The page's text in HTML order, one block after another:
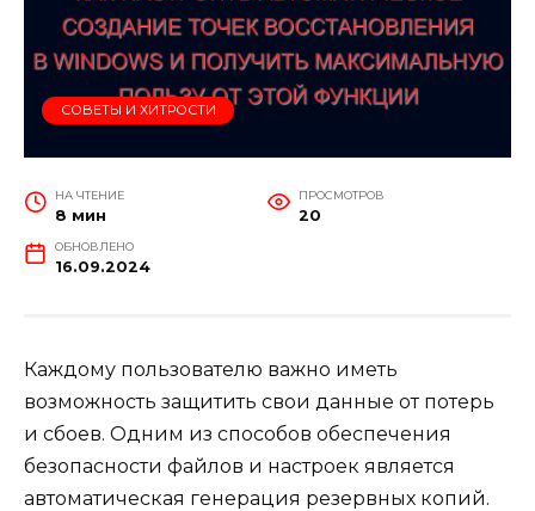
СОВЕТЫ И ХИТРОСТИ
НА ЧТЕНИЕ
8 мин
ПРОСМОТРОВ
20
ОБНОВЛЕНО
16.09.2024
Каждому пользователю важно иметь
возможность защитить свои данные от потерь
и сбоев. Одним из способов обеспечения
безопасности файлов и настроек является
автоматическая генерация резервных копий.